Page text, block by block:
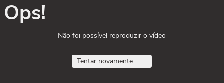
Ops!
Não foi possível reproduzir o vídeo
Tentar novamente